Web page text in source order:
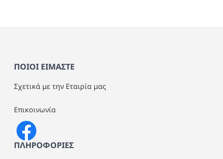
ΠΟΙΟΙ ΕΙΜΑΣΤΕ
Σχετικά με την Εταιρία μας
Επικοινωνία
ΠΛΗΡΟΦΟΡΙΕΣ